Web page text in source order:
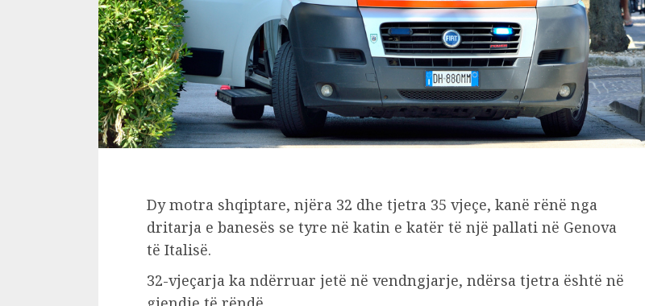
Dy motra shqiptare, njëra 32 dhe tjetra 35 vjeçe, kanë rënë nga
dritarja e banesës se tyre në katin e katër të një pallati në Genova
të Italisë.
32-vjeçarja ka ndërruar jetë në vendngjarje, ndërsa tjetra është në